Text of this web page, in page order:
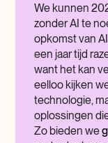
We kunnen
zonder AI te
opkomst van
een jaar tijd
want het kan
eelloo kijken
technologie,
oplossingen
Zo bieden we